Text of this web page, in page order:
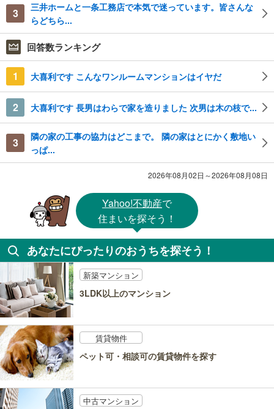
3
三井ホームと一条工務店で本気で迷っています。皆さんな
らどちら...
回答数ランキング
1 大喜利です こんなワンルームマンションはイヤだ
2 大喜利です 長男はわらで家を造りました 次男は木の枝で...
3
隣の家の工事の協力はどこまで。 隣の家はとにかく敷地い
っぱ...
2026年08月02日～2026年08月08日
Yahoo!不動産で
住まいを探そう！
あなたにぴったりのおうちを探そう！
新築マンション
3LDK以上のマンション
賃貸物件
ペット可・相談可の賃貸物件を探す
中古マンション